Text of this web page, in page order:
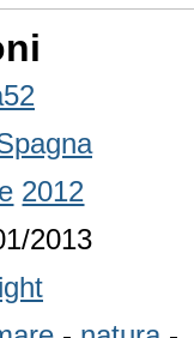
2012
2013